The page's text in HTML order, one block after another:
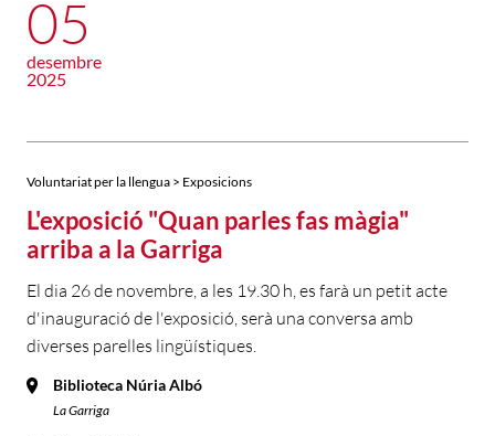
05
desembre
2025
Voluntariat per la llengua > Exposicions
L'exposició "Quan parles fas màgia"
arriba a la Garriga
El dia 26 de novembre, a les 19.30 h, es farà un petit acte
d'inauguració de l'exposició, serà una conversa amb
diverses parelles lingüístiques.
Biblioteca Núria Albó
La Garriga